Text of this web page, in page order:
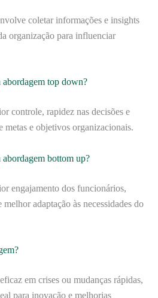
coletar informações e insights
organização para influenciar
abordagem top down?
controle, rapidez nas decisões e
metas e objetivos organizacionais.
abordagem bottom up?
engajamento dos funcionários,
adaptação às necessidades do
em crises ou mudanças rápidas,
para inovação e melhorias